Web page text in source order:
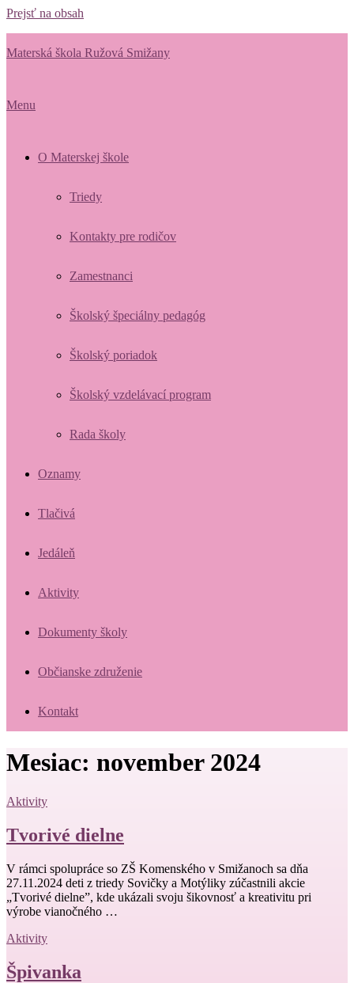
Prejsť na obsah
Materská škola Ružová Smižany
Menu
O Materskej škole
Triedy
Kontakty pre rodičov
Zamestnanci
Školský špeciálny pedagóg
Školský poriadok
Školský vzdelávací program
Rada školy
Oznamy
Tlačivá
Jedáleň
Aktivity
Dokumenty školy
Občianske združenie
Kontakt
Mesiac: november 2024
Aktivity
Tvorivé dielne
V rámci spolupráce so ZŠ Komenského v Smižanoch sa dňa
27.11.2024 deti z triedy Sovičky a Motýliky zúčastnili akcie
„Tvorivé dielne”, kde ukázali svoju šikovnosť a kreativitu pri
výrobe vianočného …
Aktivity
Špivanka